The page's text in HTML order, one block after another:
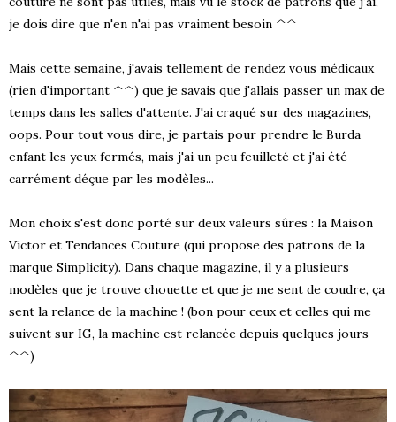
je dois dire que n'en n'ai pas vraiment besoin ^^
Mais cette semaine, j'avais tellement de rendez vous médicaux
(rien d'important ^^) que je savais que j'allais passer un max de
temps dans les salles d'attente. J'ai craqué sur des magazines,
oops. Pour tout vous dire, je partais pour prendre le Burda
enfant les yeux fermés, mais j'ai un peu feuilleté et j'ai été
carrément déçue par les modèles...
Mon choix s'est donc porté sur deux valeurs sûres : la Maison
Victor et Tendances Couture (qui propose des patrons de la
marque Simplicity). Dans chaque magazine, il y a plusieurs
modèles que je trouve chouette et que je me sent de coudre, ça
sent la relance de la machine ! (bon pour ceux et celles qui me
suivent sur IG, la machine est relancée depuis quelques jours
^^)
!